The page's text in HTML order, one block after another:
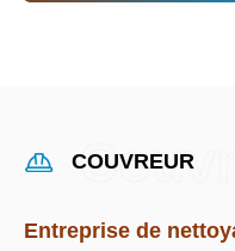
COUVREUR
Entreprise de